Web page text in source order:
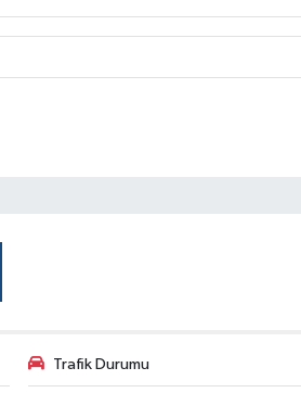
Trafik Durumu